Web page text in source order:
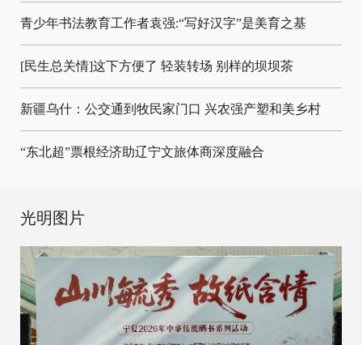
青少年书法教育工作者袁强:“写好汉字”是美育之基
[民生总关情]这下方便了 轻装转场 别样的坝坝茶
新疆乌什：公交通到牧民家门口 兴农强产塑和美乡村
“东北超”票根经济助辽宁文旅体商深度融合
光明图片